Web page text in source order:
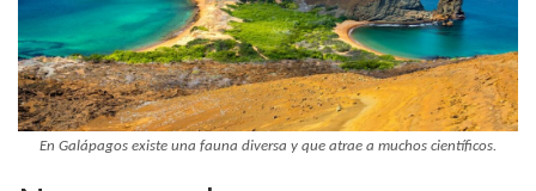
En Galápagos existe una fauna diversa y que atrae a muchos científicos.